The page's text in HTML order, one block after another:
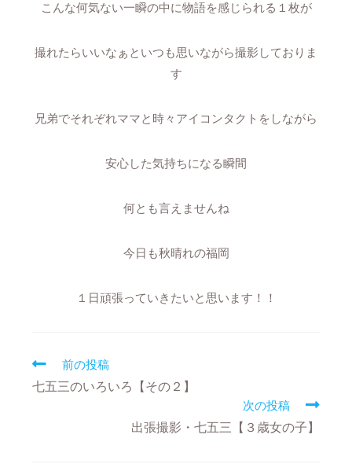
こんな何気ない一瞬の中に物語を感じられる１枚が
撮れたらいいなぁといつも思いながら撮影しておりま
す
兄弟でそれぞれママと時々アイコンタクトをしながら
安心した気持ちになる瞬間
何とも言えませんね
今日も秋晴れの福岡
１日頑張っていきたいと思います！！
前の投稿
七五三のいろいろ【その２】
次の投稿
出張撮影・七五三【３歳女の子】